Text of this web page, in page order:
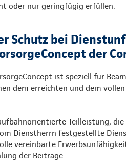
oder nur geringfügig erfüllen.
Schutz bei
der
ist speziell für
dem erreichten und dem
Teilleistung,
Dienstherrn festgestellte
vereinbarte
der Beiträge.